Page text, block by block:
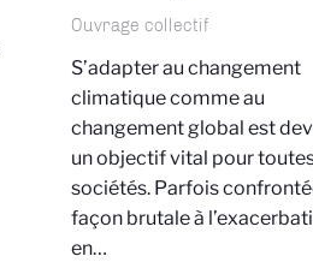
Ouvrage collectif
S’adapter au changement
climatique comme au
changement global est
un objectif vital pour
sociétés. Parfois
façon brutale à
en…